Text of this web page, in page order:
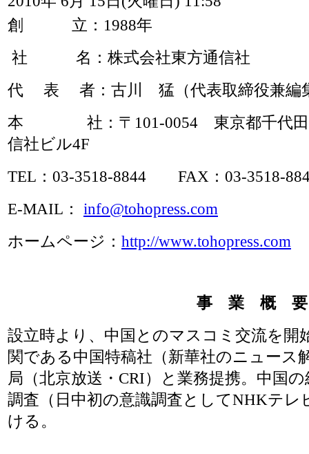
創 立：1988年
社 名：株式会社東方通信社
代 表 者：古川 猛（代表取締役兼編
本 社：〒101-0054 東京都千代田
信社ビル4F
TEL：03-3518-8844 FAX：03-3518-
E-MAIL： info@tohopress.com
ホームページ： http://www.tohopress.com
事 業 概 要
設立時より、中国とのマスコミ交流を開
関である中国特稿社（新華社のニュース
局（北京放送・CRI）と業務提携。中国
調査（日中初の意識調査としてNHKテレ
ける。